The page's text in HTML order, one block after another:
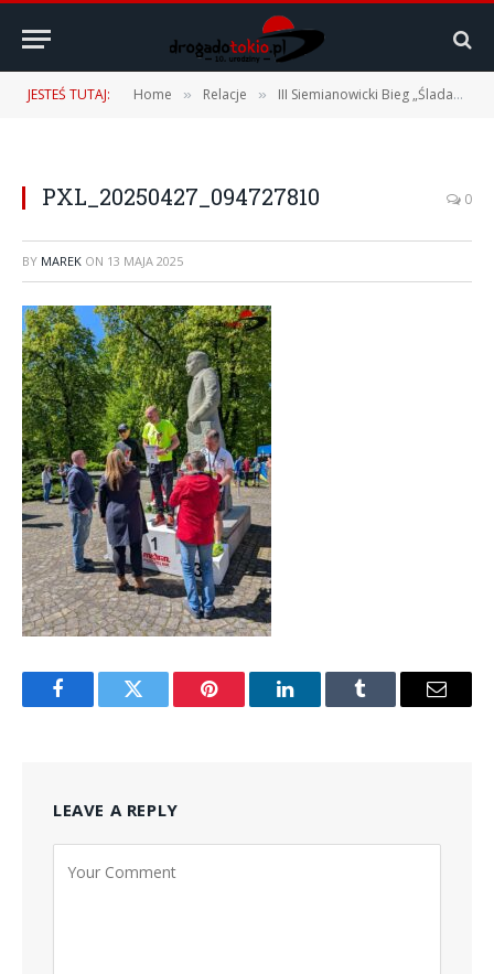
JESTEŚ TUTAJ: Home » Relacje » III Siemianowicki Bieg „Śladami Wojciecha Korfantego” – 27.04.2025 r.
PXL_20250427_094727810 0
BY MAREK ON 13 MAJA 2025
FacebookTwitter Pinterest LinkedInTumblr Email
LEAVE A REPLY